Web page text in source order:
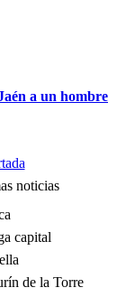
a un hombre
noticias
capital
de la Torre